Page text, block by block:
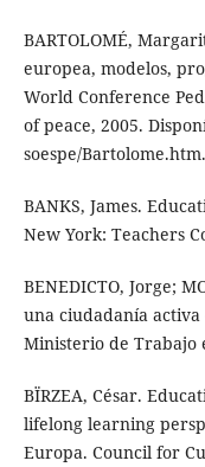
BARTOLOMÉ,
europea, modelos,
World Conference
of peace, 2005.
soespe/
BANKS, James.
New York: Teachers
BENEDICTO, Jorge;
una ciudadanía
Ministerio de Trabajo
BÏRZEA, César.
lifelong learning
Europa. Council for